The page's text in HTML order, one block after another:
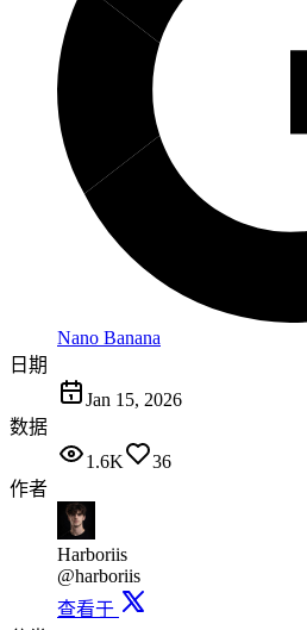
Nano Banana
日期
Jan 15, 2026
数据
1.6K
36
作者
Harboriis
@harboriis
查看于